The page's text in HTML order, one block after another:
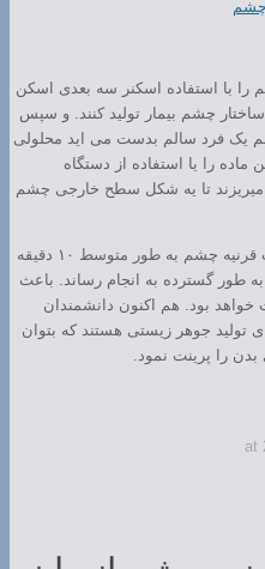
را با استفاده اسکنر سه بعدی اسکن
ساختار چشم بیمار تولید کنند. و سپس
یک فرد سالم بدست می اید محلولی
ماده را یا استفاده از دستگاه
تا یه شکل سطح خارجی چشم
محققان در این زمینه ادعا داشته اند چاپ قرنیه چشم به طور متوسط ۱۰ دقیقه
به طور گسترده به انجام رساند. باعث
بود. هم اکنون دانشمندان
تولید جوهر زیستی هستند که بتوان
را پرینت نمود.
at